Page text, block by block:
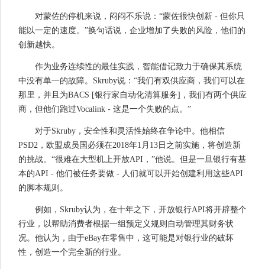
对蒙佐的停机来说，闷闷不乐说：“蒙佐很快创新 - 但你只
能以一定的速度。”换句话说，企业增加了失败的风险，他们的
创新越快。
作为业务连续性的最佳实践，智能借记致力于确保其系统
中没有单一的故障。Skruby说：“我们有双供应商，我们可以在
那里，并且为BACS [银行家自动化清算服务]，我们有两个供应
商，但他们跑过Vocalink - 这是一个失败的点。”
对于Skruby，安全性和灵活性始终在争论中。他相信
PSD2，欧盟成员国必须在2018年1月13日之前实施，将创造新
的挑战。“很难在大型机上开放API，”他说。但是一旦银行有基
本的API - 他们被任务要做 - 人们就可以开始创建利用这些API
的脚本规则。
例如，Skruby认为，在十年之下，开放银行API将开辟整个
行业，以帮助消费者根据一组预定义规则自动管理其财务状
况。他认为，由于eBay在零售中，这可能是对银行业的破坏
性，创造一个完全新的行业。